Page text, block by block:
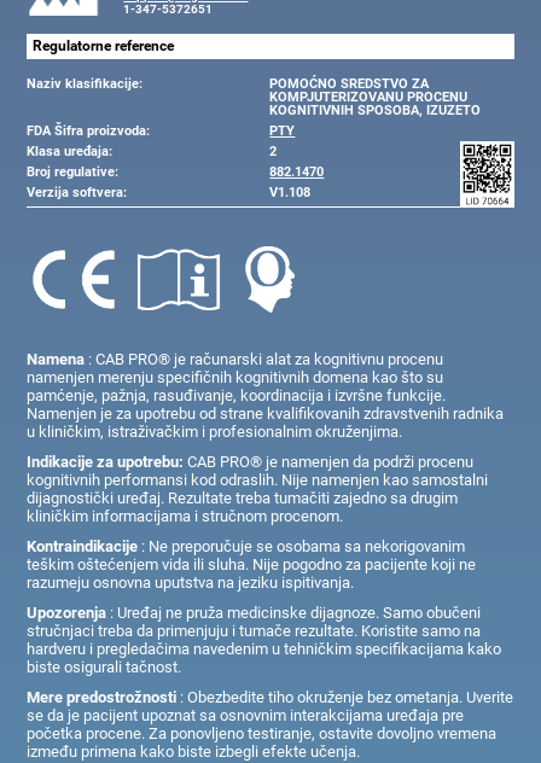
1-347-5372651
Regulatorne reference
Naziv klasifikacije:
POMOĆNO SREDSTVO ZA
KOMPJUTERIZOVANU PROCENU
KOGNITIVNIH SPOSOBA, IZUZETO
FDA Šifra proizvoda:
PTY
Klasa uređaja:
2
Broj regulative:
882.1470
Verzija softvera:
V1.108
Namena : CAB PRO® je računarski alat za kognitivnu procenu
namenjen merenju specifičnih kognitivnih domena kao što su
pamćenje, pažnja, rasuđivanje, koordinacija i izvršne funkcije.
Namenjen je za upotrebu od strane kvalifikovanih zdravstvenih radnika
u kliničkim, istraživačkim i profesionalnim okruženjima.
Indikacije za upotrebu: CAB PRO® je namenjen da podrži procenu
kognitivnih performansi kod odraslih. Nije namenjen kao samostalni
dijagnostički uređaj. Rezultate treba tumačiti zajedno sa drugim
kliničkim informacijama i stručnom procenom.
Kontraindikacije : Ne preporučuje se osobama sa nekorigovanim
teškim oštećenjem vida ili sluha. Nije pogodno za pacijente koji ne
razumeju osnovna uputstva na jeziku ispitivanja.
Upozorenja : Uređaj ne pruža medicinske dijagnoze. Samo obučeni
stručnjaci treba da primenjuju i tumače rezultate. Koristite samo na
hardveru i pregledačima navedenim u tehničkim specifikacijama kako
biste osigurali tačnost.
Mere predostrožnosti : Obezbedite tiho okruženje bez ometanja. Uverite
se da je pacijent upoznat sa osnovnim interakcijama uređaja pre
početka procene. Za ponovljeno testiranje, ostavite dovoljno vremena
između primena kako biste izbegli efekte učenja.